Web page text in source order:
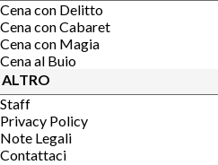
Cena con Delitto
Cena con Cabaret
Cena con Magia
Cena al Buio
ALTRO
Staff
Privacy Policy
Note Legali
Contattaci